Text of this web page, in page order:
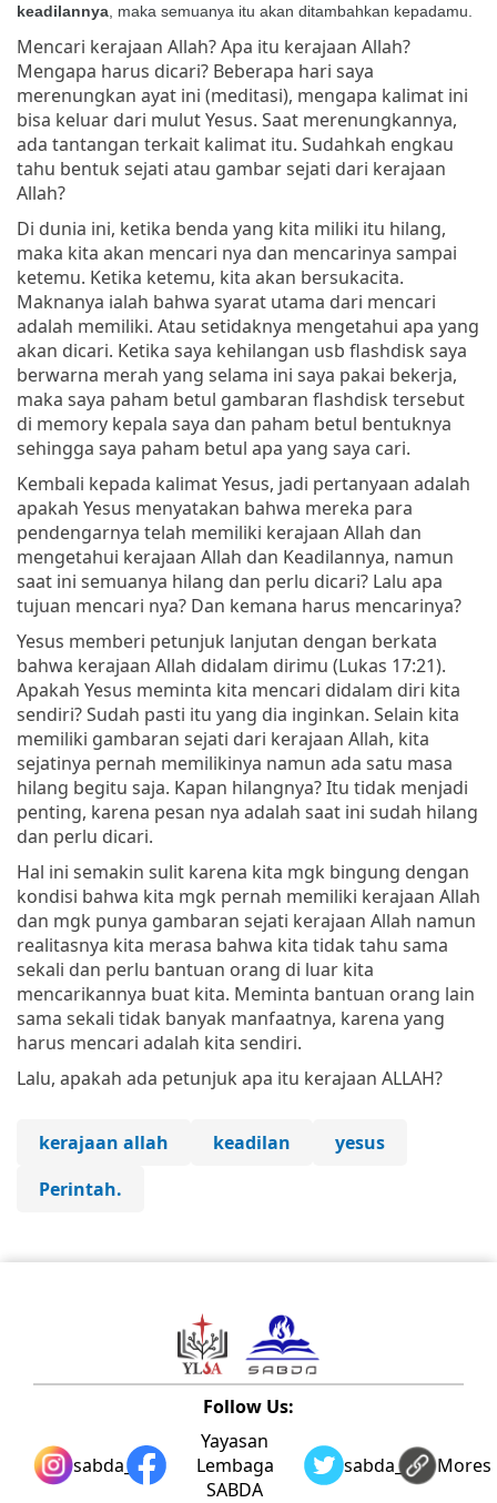
keadilannya , maka semuanya itu akan ditambahkan kepadamu.
Mencari kerajaan Allah? Apa itu kerajaan Allah?
Mengapa harus dicari? Beberapa hari saya
merenungkan ayat ini (meditasi), mengapa kalimat ini
bisa keluar dari mulut Yesus. Saat merenungkannya,
ada tantangan terkait kalimat itu. Sudahkah engkau
tahu bentuk sejati atau gambar sejati dari kerajaan
Allah?
Di dunia ini, ketika benda yang kita miliki itu hilang,
maka kita akan mencari nya dan mencarinya sampai
ketemu. Ketika ketemu, kita akan bersukacita.
Maknanya ialah bahwa syarat utama dari mencari
adalah memiliki. Atau setidaknya mengetahui apa yang
akan dicari. Ketika saya kehilangan usb flashdisk saya
berwarna merah yang selama ini saya pakai bekerja,
maka saya paham betul gambaran flashdisk tersebut
di memory kepala saya dan paham betul bentuknya
sehingga saya paham betul apa yang saya cari.
Kembali kepada kalimat Yesus, jadi pertanyaan adalah
apakah Yesus menyatakan bahwa mereka para
pendengarnya telah memiliki kerajaan Allah dan
mengetahui kerajaan Allah dan Keadilannya, namun
saat ini semuanya hilang dan perlu dicari? Lalu apa
tujuan mencari nya? Dan kemana harus mencarinya?
Yesus memberi petunjuk lanjutan dengan berkata
bahwa kerajaan Allah didalam dirimu (Lukas 17:21).
Apakah Yesus meminta kita mencari didalam diri kita
sendiri? Sudah pasti itu yang dia inginkan. Selain kita
memiliki gambaran sejati dari kerajaan Allah, kita
sejatinya pernah memilikinya namun ada satu masa
hilang begitu saja. Kapan hilangnya? Itu tidak menjadi
penting, karena pesan nya adalah saat ini sudah hilang
dan perlu dicari.
Hal ini semakin sulit karena kita mgk bingung dengan
kondisi bahwa kita mgk pernah memiliki kerajaan Allah
dan mgk punya gambaran sejati kerajaan Allah namun
realitasnya kita merasa bahwa kita tidak tahu sama
sekali dan perlu bantuan orang di luar kita
mencarikannya buat kita. Meminta bantuan orang lain
sama sekali tidak banyak manfaatnya, karena yang
harus mencari adalah kita sendiri.
Lalu, apakah ada petunjuk apa itu kerajaan ALLAH?
kerajaan allah keadilan
yesus
Perintah.
Follow Us:
sabda_ylsa
Yayasan
Lembaga
SABDA
sabda_ylsaMores